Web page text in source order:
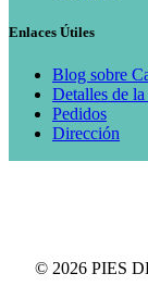
Enlaces Útiles
Blog sobre
Detalles de la
Pedidos
Dirección
© 2026 PIES